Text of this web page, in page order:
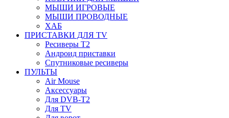
МЫШИ ИГРОВЫЕ
МЫШИ ПРОВОДНЫЕ
ХАБ
ПРИСТАВКИ ДЛЯ TV
Ресиверы Т2
Андроид приставки
Спутниковые ресиверы
ПУЛЬТЫ
Air Mouse
Аксессуары
Для DVB-T2
Для TV